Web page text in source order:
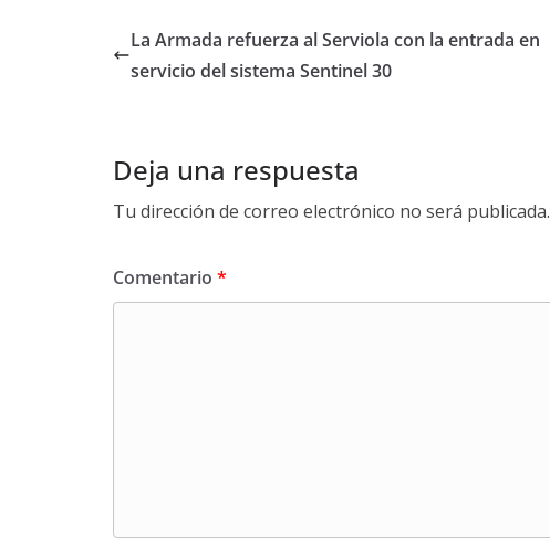
La Armada refuerza al Serviola con la entrada en
servicio del sistema Sentinel 30
Deja una respuesta
Tu dirección de correo electrónico no será publicada.
Comentario *